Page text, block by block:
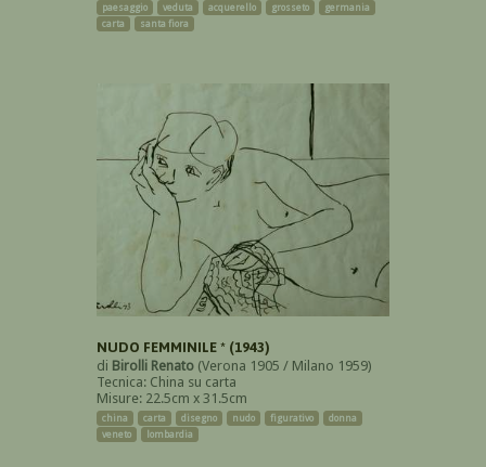
paesaggio veduta acquerello grosseto
germania
carta
santa fiora
NUDO FEMMINILE * (1943)
di Birolli Renato (Verona 1905 / Milano 1959)
Tecnica: China su carta
Misure: 22.5cm x 31.5cm
china carta disegno nudo figurativo
donna
veneto
lombardia